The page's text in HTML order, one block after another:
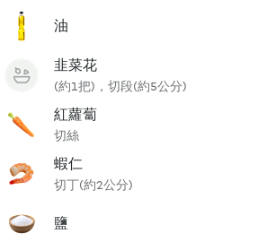
油
韭菜花
(約1把)，切段(約5公分)
紅蘿蔔
切絲
蝦仁
切丁(約2公分)
鹽